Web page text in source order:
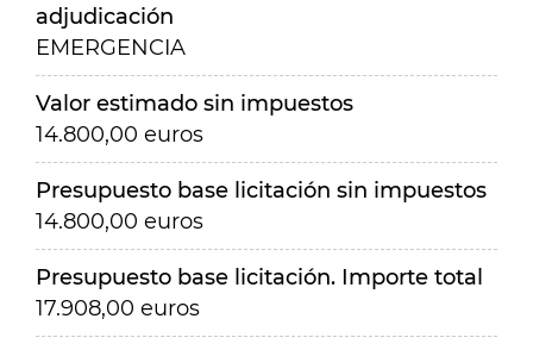
adjudicación
EMERGENCIA
Valor estimado sin impuestos
14.800,00 euros
Presupuesto base licitación sin impuestos
14.800,00 euros
Presupuesto base licitación. Importe total
17.908,00 euros